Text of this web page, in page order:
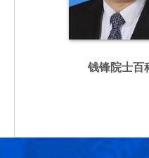
钱锋院士百